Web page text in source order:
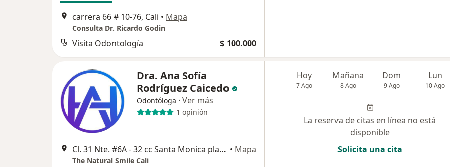
carrera 66 # 10-76, Cali • Mapa
Consulta Dr. Ricardo Godin
Visita Odontología $ 100.000
Dra. Ana Sofía
Rodríguez Caicedo
Odontóloga · Ver más
1 opinión
Cl. 31 Nte. #6A - 32 cc Santa Monica plaza local 102, Cali • Mapa
The Natural Smile Cali
Hoy
7 Ago
Mañana
8 Ago
Dom
9 Ago
Lun
10 Ago
La reserva de citas en línea no está
disponible
Solicita una cita